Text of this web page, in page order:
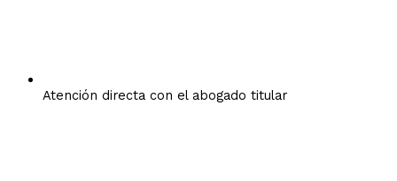
Atención directa con el abogado titular